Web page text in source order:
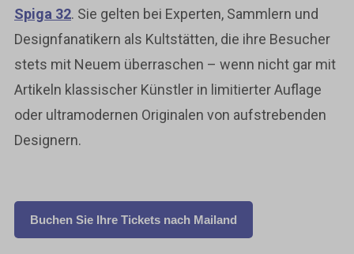
Spiga 32. Sie gelten bei Experten, Sammlern und
Designfanatikern als Kultstätten, die ihre Besucher
stets mit Neuem überraschen – wenn nicht gar mit
Artikeln klassischer Künstler in limitierter Auflage
oder ultramodernen Originalen von aufstrebenden
Designern.
Buchen Sie Ihre Tickets nach Mailand